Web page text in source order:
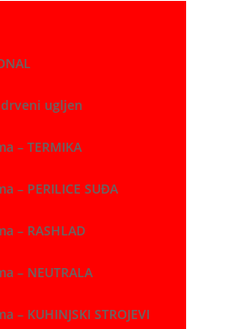
drveni ugljen
– TERMIKA
– PERILICE SUĐA
– RASHLAD
– NEUTRALA
KUHINJSKI STROJEVI